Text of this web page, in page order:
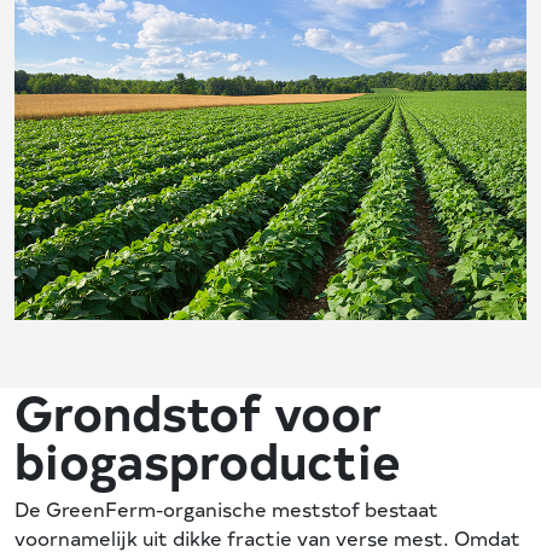
Grondstof voor
biogasproductie
De GreenFerm-organische meststof bestaat
voornamelijk uit dikke fractie van verse mest. Omdat